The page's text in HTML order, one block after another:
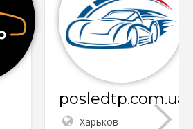
posledtp.com.ua
Харьков